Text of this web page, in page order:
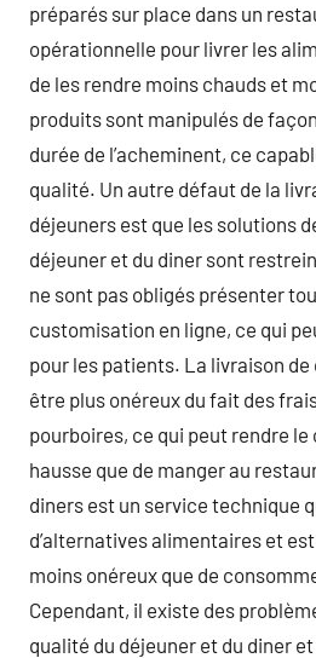
préparés sur place dans un
opérationnelle pour livrer les
de les rendre moins chauds et
produits sont manipulés de
durée de l’acheminent, ce
qualité. Un autre défaut de la
déjeuners est que les solutions
déjeuner et du diner sont
ne sont pas obligés présenter
customisation en ligne, ce qui
pour les patients. La livraison
être plus onéreux du fait des
pourboires, ce qui peut rendre
hausse que de manger au
diners est un service technique
d’alternatives alimentaires et
moins onéreux que de
Cependant, il existe des
qualité du déjeuner et du diner